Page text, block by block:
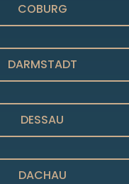
COBURG
DARMSTADT
DESSAU
DACHAU